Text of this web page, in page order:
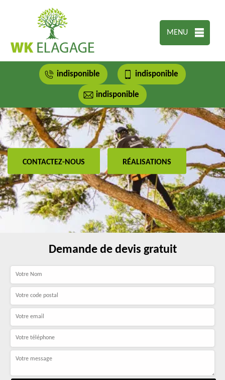
MENU
indisponible indisponible
indisponible
CONTACTEZ-NOUS RÉALISATIONS
Demande de devis gratuit